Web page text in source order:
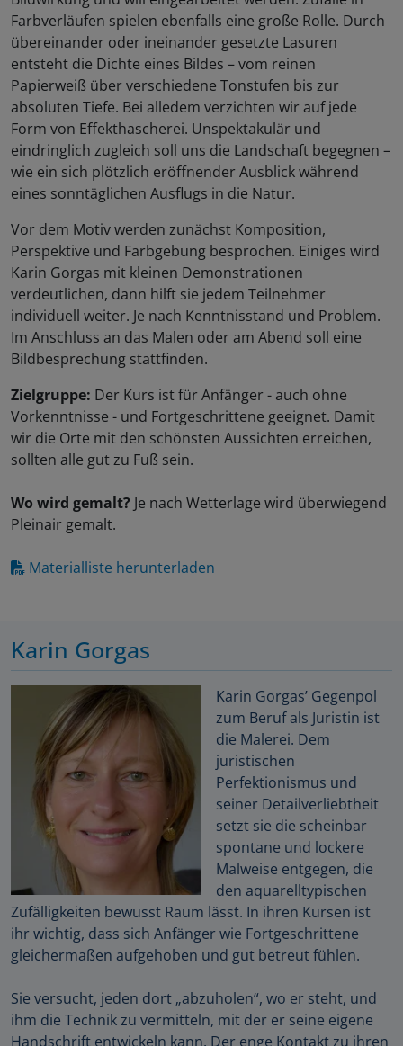
Farbverläufen spielen ebenfalls eine große Rolle. Durch
übereinander oder ineinander gesetzte Lasuren
entsteht die Dichte eines Bildes – vom reinen
Papierweiß über verschiedene Tonstufen bis zur
absoluten Tiefe. Bei alledem verzichten wir auf jede
Form von Effekthascherei. Unspektakulär und
eindringlich zugleich soll uns die Landschaft begegnen –
wie ein sich plötzlich eröffnender Ausblick während
eines sonntäglichen Ausflugs in die Natur.
Vor dem Motiv werden zunächst Komposition,
Perspektive und Farbgebung besprochen. Einiges wird
Karin Gorgas mit kleinen Demonstrationen
verdeutlichen, dann hilft sie jedem Teilnehmer
individuell weiter. Je nach Kenntnisstand und Problem.
Im Anschluss an das Malen oder am Abend soll eine
Bildbesprechung stattfinden.
Zielgruppe: Der Kurs ist für Anfänger - auch ohne
Vorkenntnisse - und Fortgeschrittene geeignet. Damit
wir die Orte mit den schönsten Aussichten erreichen,
sollten alle gut zu Fuß sein.
Wo wird gemalt? Je nach Wetterlage wird überwiegend
Pleinair gemalt.
Materialliste herunterladen
Karin Gorgas
Karin Gorgas’ Gegenpol
zum Beruf als Juristin ist
die Malerei. Dem
juristischen
Perfektionismus und
seiner Detailverliebtheit
setzt sie die scheinbar
spontane und lockere
Malweise entgegen, die
den aquarelltypischen
Zufälligkeiten bewusst Raum lässt. In ihren Kursen ist
ihr wichtig, dass sich Anfänger wie Fortgeschrittene
gleichermaßen aufgehoben und gut betreut fühlen.
Sie versucht, jeden dort „abzuholen“, wo er steht, und
ihm die Technik zu vermitteln, mit der er seine eigene
Handschrift entwickeln kann. Der enge Kontakt zu ihren